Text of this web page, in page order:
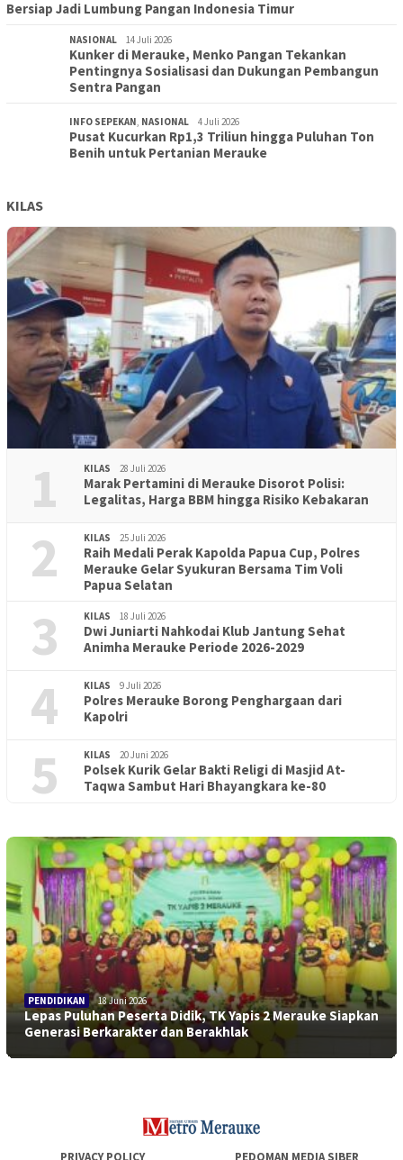
Bersiap Jadi Lumbung Pangan Indonesia Timur
NASIONAL 14 Juli 2026
Kunker di Merauke, Menko Pangan Tekankan
Pentingnya Sosialisasi dan Dukungan Pembangun
Sentra Pangan
INFO SEPEKAN, NASIONAL 4 Juli 2026
Pusat Kucurkan Rp1,3 Triliun hingga Puluhan Ton
Benih untuk Pertanian Merauke
KILAS
1 KILAS 28 Juli 2026
Marak Pertamini di Merauke Disorot Polisi:
Legalitas, Harga BBM hingga Risiko Kebakaran
2 KILAS 25 Juli 2026
Raih Medali Perak Kapolda Papua Cup, Polres
Merauke Gelar Syukuran Bersama Tim Voli
Papua Selatan
3 KILAS 18 Juli 2026
Dwi Juniarti Nahkodai Klub Jantung Sehat
Animha Merauke Periode 2026-2029
4 KILAS 9 Juli 2026
Polres Merauke Borong Penghargaan dari
Kapolri
5 KILAS 20 Juni 2026
Polsek Kurik Gelar Bakti Religi di Masjid At-
Taqwa Sambut Hari Bhayangkara ke-80
PENDIDIKAN 18 Juni 2026
Lepas Puluhan Peserta Didik, TK Yapis 2 Merauke Siapkan
Generasi Berkarakter dan Berakhlak
PRIVACY POLICY PEDOMAN MEDIA SIBER